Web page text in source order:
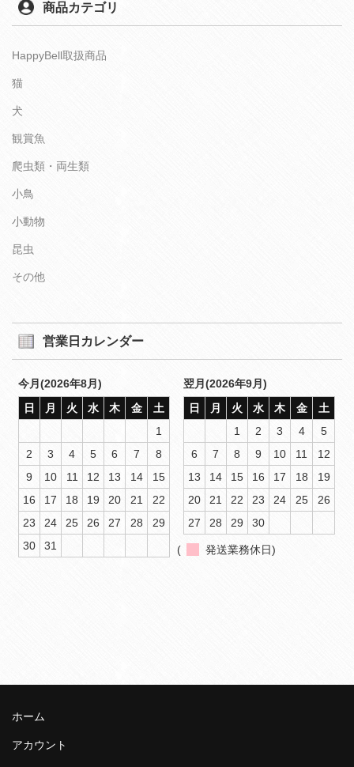
商品カテゴリ
HappyBell取扱商品
猫
犬
観賞魚
爬虫類・両生類
小鳥
小動物
昆虫
その他
営業日カレンダー
今月(2026年8月)
日
月 火 水 木 金
土
1
2
3 4 5 6 7
8
9
10 11 12 13 14
15
16
17 18 19 20 21
22
23
24 25 26 27 28
29
30
31
翌月(2026年9月)
日
月 火 水 木 金
土
1
2 3 4
5
6
7 8 9 10 11
12
13
14 15 16 17 18
19
20
21 22 23 24 25
26
27
28 29 30
( 発送業務休日)
ホーム
アカウント